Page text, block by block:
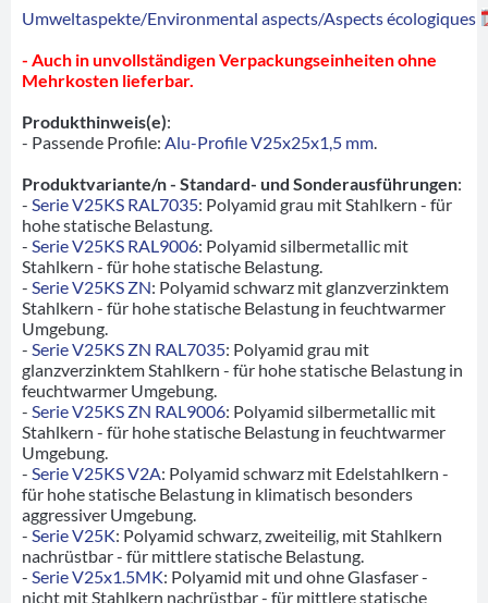
Umweltaspekte/Environmental aspects/Aspects écologiques
- Auch in unvollständigen Verpackungseinheiten ohne
Mehrkosten lieferbar.
Produkthinweis(e):
- Passende Profile: Alu-Profile V25x25x1,5 mm
Produktvariante/n - Standard- und Sonderausführungen:
- Serie V25KS RAL7035: Polyamid grau mit Stahlkern - für
hohe statische Belastung.
- Serie V25KS RAL9006: Polyamid silbermetallic mit
Stahlkern - für hohe statische Belastung.
- Serie V25KS ZN: Polyamid schwarz mit glanzverzinktem
Stahlkern - für hohe statische Belastung in feuchtwarmer
Umgebung.
- Serie V25KS ZN RAL7035: Polyamid grau mit
glanzverzinktem Stahlkern - für hohe statische Belastung in
feuchtwarmer Umgebung.
- Serie V25KS ZN RAL9006: Polyamid silbermetallic mit
Stahlkern - für hohe statische Belastung in feuchtwarmer
Umgebung.
- Serie V25KS V2A: Polyamid schwarz mit Edelstahlkern -
für hohe statische Belastung in klimatisch besonders
aggressiver Umgebung.
- Serie V25K: Polyamid schwarz, zweiteilig, mit Stahlkern
nachrüstbar - für mittlere statische Belastung.
- Serie V25x1.5MK: Polyamid mit und ohne Glasfaser -
nicht mit Stahlkern nachrüstbar - für mittlere statische